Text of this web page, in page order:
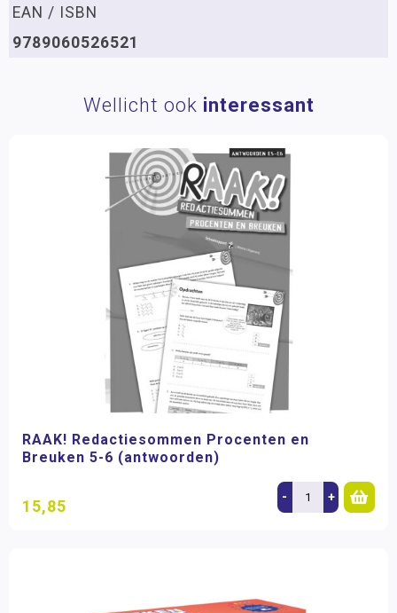
EAN / ISBN
9789060526521
Wellicht ook interessant
RAAK! Redactiesommen Procenten en
Breuken 5-6 (antwoorden)
15,85 - +